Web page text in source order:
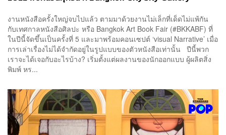
งานหนังสือครั้งใหญ่จบไปแล้ว ตามมาด้วยงานไม่เล็กที่เด็ดไม่แพ้กัน
กับเทศกาลหนังสือศิลปะ หรือ Bangkok Art Book Fair (#BKKABF) ที่
ในปีนี้จัดขึ้นเป็นครั้งที่ 5 และมาพร้อมคอนเซปต์ ‘visual Narrative’ เมื่อ
การเล่าเรื่องไม่ได้จำกัดอยู่ในรูปแบบของตัวหนังสือเท่านั้น ปีนี้พวก
เราจะได้เจอกับอะไรบ้าง? เริ่มตั้งแต่ผลงานของนักออกแบบ ผู้ผลิตสิ่ง
พิมพ์ หร...